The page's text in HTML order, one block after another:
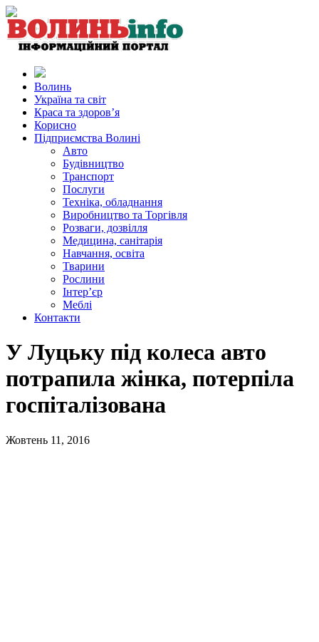
Волинь
Україна та світ
Краса та здоров’я
Корисно
Підприємства Волині
Авто
Будівництво
Транспорт
Послуги
Техніка, обладнання
Виробництво та Торгівля
Розваги, дозвілля
Медицина, санітарія
Навчання, освіта
Тварини
Рослини
Інтер’єр
Меблі
Контакти
У Луцьку під колеса авто
потрапила жінка, потерпіла
госпіталізована
Жовтень 11, 2016